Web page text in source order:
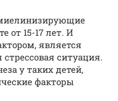
от 15-17 лет. И
является
ситуация.
у таких детей,
факторы